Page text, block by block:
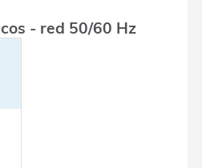
- red 50/60 Hz